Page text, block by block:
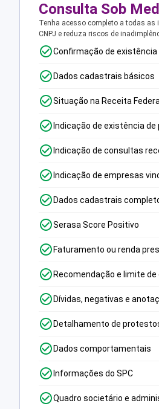
Consulta Sob
Tenha acesso completo a todas as
CNPJ e reduza riscos de
Confirmação de existência
Dados cadastrais básicos
Situação na Receita
Indicação de existência
Indicação de consultas
Indicação de empresas
Dados cadastrais
Serasa Score Positivo
Faturamento ou renda
Recomendação e limite
Dívidas, negativas e
Detalhamento de
Dados comportamentais
Informações do SPC
Quadro societário e